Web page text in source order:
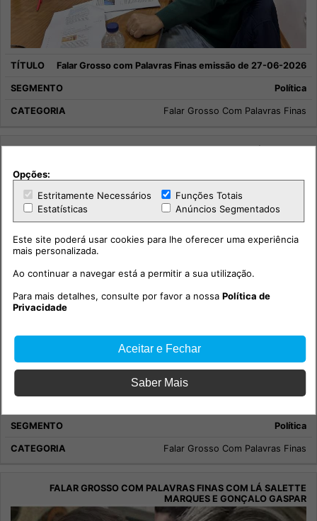
Falar Grosso com Palavras Finas emissão de 27-06-2026
Política
Falar Grosso Com Palavras Finas
Falar Grosso com Palavras Finas com Lá Salette Marques e
Política
Falar Grosso Com Palavras Finas
Opções:
Estritamente Necessários
Funções Totais
Estatísticas
Anúncios Segmentados
Este site poderá usar cookies para lhe oferecer uma experiência
mais personalizada.
Ao continuar a navegar está a permitir a sua utilização.
Para mais detalhes, consulte por favor a nossaPolítica de
Privacidade
Aceitar e Fechar
Saber Mais